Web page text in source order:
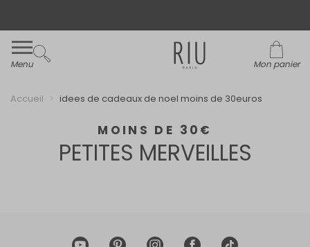
Menu Mon panier
Accueil idees de cadeaux de noel moins de 30euros
MOINS DE 30€
PETITES MERVEILLES